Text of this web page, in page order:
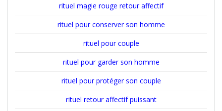
rituel magie rouge retour affectif
rituel pour conserver son homme
rituel pour couple
rituel pour garder son homme
rituel pour protéger son couple
rituel retour affectif puissant